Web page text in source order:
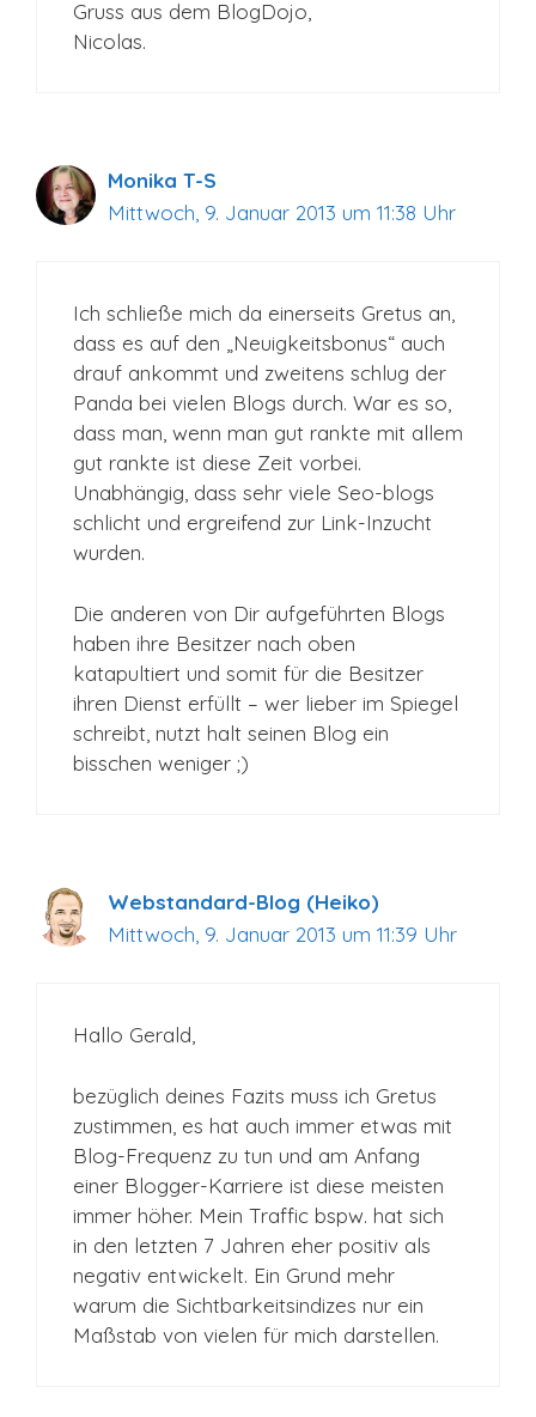
Gruss aus dem BlogDojo,
Nicolas.
Monika T-S
Mittwoch, 9. Januar 2013 um 11:38 Uhr
Ich schließe mich da einerseits Gretus an,
dass es auf den „Neuigkeitsbonus“ auch
drauf ankommt und zweitens schlug der
Panda bei vielen Blogs durch. War es so,
dass man, wenn man gut rankte mit allem
gut rankte ist diese Zeit vorbei.
Unabhängig, dass sehr viele Seo-blogs
schlicht und ergreifend zur Link-Inzucht
wurden.
Die anderen von Dir aufgeführten Blogs
haben ihre Besitzer nach oben
katapultiert und somit für die Besitzer
ihren Dienst erfüllt – wer lieber im Spiegel
schreibt, nutzt halt seinen Blog ein
bisschen weniger ;)
Webstandard-Blog (Heiko)
Mittwoch, 9. Januar 2013 um 11:39 Uhr
Hallo Gerald,
bezüglich deines Fazits muss ich Gretus
zustimmen, es hat auch immer etwas mit
Blog-Frequenz zu tun und am Anfang
einer Blogger-Karriere ist diese meisten
immer höher. Mein Traffic bspw. hat sich
in den letzten 7 Jahren eher positiv als
negativ entwickelt. Ein Grund mehr
warum die Sichtbarkeitsindizes nur ein
Maßstab von vielen für mich darstellen.